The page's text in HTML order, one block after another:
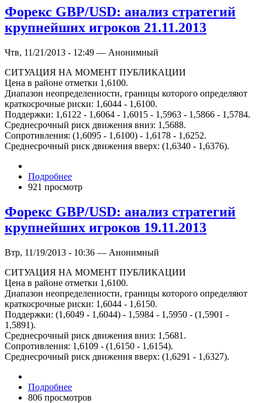
Форекс GBP/USD: анализ стратегий
крупнейших игроков 21.11.2013
Чтв, 11/21/2013 - 12:49 — Анонимный
СИТУАЦИЯ НА МОМЕНТ ПУБЛИКАЦИИ
Цена в районе отметки 1,6100.
Диапазон неопределенности, границы которого определяют
краткосрочные риски: 1,6044 - 1,6100.
Поддержки: 1,6122 - 1,6064 - 1,6015 - 1,5963 - 1,5866 - 1,5784.
Среднесрочный риск движения вниз: 1,5688.
Сопротивления: (1,6095 - 1,6100) - 1,6178 - 1,6252.
Среднесрочный риск движения вверх: (1,6340 - 1,6376).
Подробнее
921 просмотр
Форекс GBP/USD: анализ стратегий
крупнейших игроков 19.11.2013
Втр, 11/19/2013 - 10:36 — Анонимный
СИТУАЦИЯ НА МОМЕНТ ПУБЛИКАЦИИ
Цена в районе отметки 1,6100.
Диапазон неопределенности, границы которого определяют
краткосрочные риски: 1,6044 - 1,6150.
Поддержки: (1,6049 - 1,6044) - 1,5984 - 1,5950 - (1,5901 -
1,5891).
Среднесрочный риск движения вниз: 1,5681.
Сопротивления: 1,6109 - (1,6150 - 1,6154).
Среднесрочный риск движения вверх: (1,6291 - 1,6327).
Подробнее
806 просмотров